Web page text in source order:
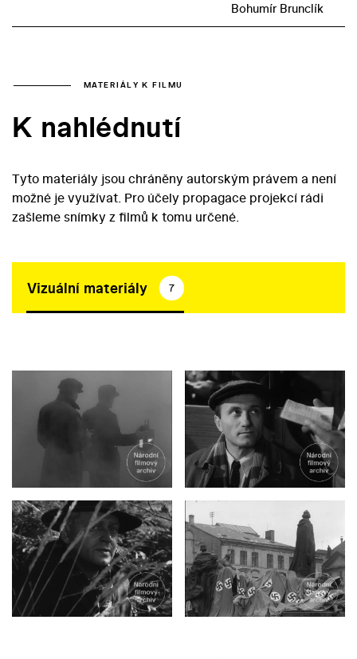
Bohumír Brunclík
MATERIÁLY K FILMU
K nahlédnutí
Tyto materiály jsou chráněny autorským právem a není
možné je využívat. Pro účely propagace projekcí rádi
zašleme snímky z filmů k tomu určené.
Vizuální materiály 7